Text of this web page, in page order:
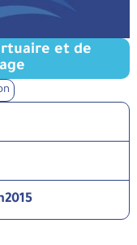
et de
2015